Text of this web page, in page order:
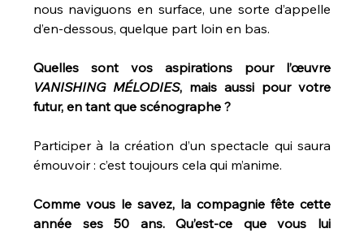
nous naviguons en surface, une sorte d’appelle
d’en-dessous, quelque part loin en bas.
VANISHING MÉLODIES, mais aussi pour votre
futur, en tant que scénographe ?
Participer à la création d’un spectacle qui saura
émouvoir : c’est toujours cela qui m’anime.
Comme vous le savez, la compagnie fête cette
année ses 50 ans. Qu’est-ce que vous lui